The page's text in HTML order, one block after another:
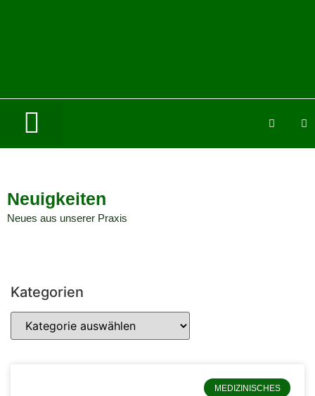
Neuigkeiten
Neues aus unserer Praxis
Kategorien
MEDIZINISCHES